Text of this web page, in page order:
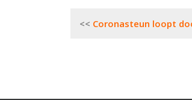
Bericht
Coronasteun loopt